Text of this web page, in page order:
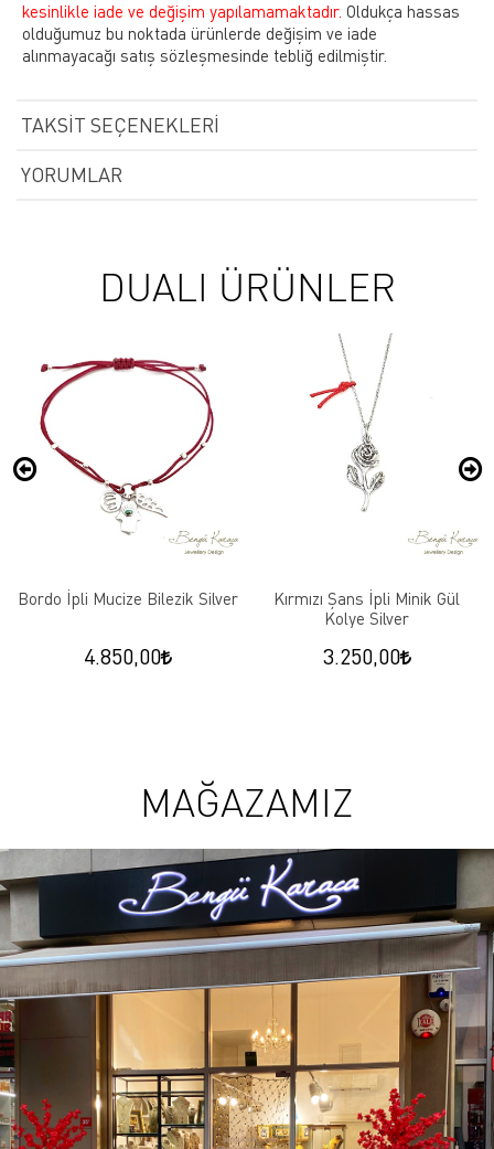
kesinlikle iade ve değişim yapılamamaktadır. Oldukça hassas
olduğumuz bu noktada ürünlerde değişim ve iade
alınmayacağı satış sözleşmesinde tebliğ edilmiştir.
TAKSIT SEÇENEKLERI
YORUMLAR
DUALI ÜRÜNLER
Bordo İpli Mucize Bilezik Silver
4.850,00
Kırmızı Şans İpli Minik Gül
Kolye Silver
3.250,00
MAĞAZAMIZ